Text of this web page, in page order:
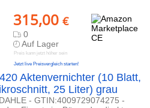
315,00 €
0
Auf Lager
Preis kann jetzt höher sein
Jetzt live Preisvergleich starten!
Aktenvernichter (10 Blatt,
25 Liter) grau
- GTIN:4009729074275 -